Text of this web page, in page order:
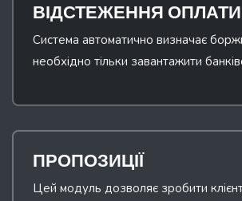
ВІДСТЕЖЕННЯ ОПЛАТИ
Система автоматично визначає
необхідно тільки завантажити
ПРОПОЗИЦІЇ
Цей модуль дозволяє зробити